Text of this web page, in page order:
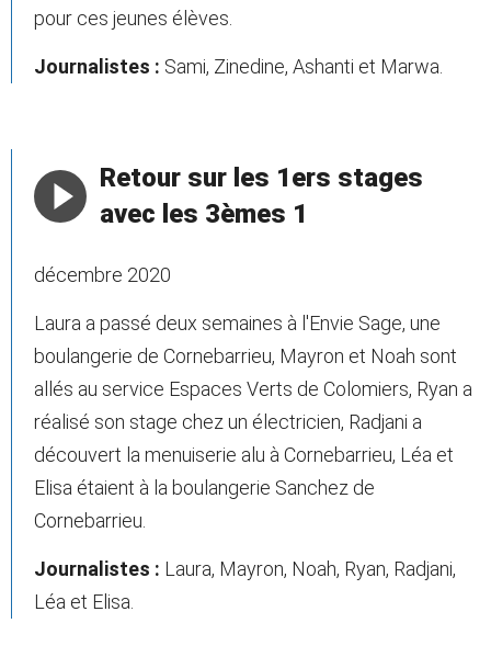
pour ces jeunes élèves.
Journalistes : Sami, Zinedine, Ashanti et Marwa.
Retour sur les 1ers stages
avec les 3èmes 1
décembre 2020
Laura a passé deux semaines à l'Envie Sage, une
boulangerie de Cornebarrieu, Mayron et Noah sont
allés au service Espaces Verts de Colomiers, Ryan a
réalisé son stage chez un électricien, Radjani a
découvert la menuiserie alu à Cornebarrieu, Léa et
Elisa étaient à la boulangerie Sanchez de
Cornebarrieu.
Journalistes : Laura, Mayron, Noah, Ryan, Radjani,
Léa et Elisa.